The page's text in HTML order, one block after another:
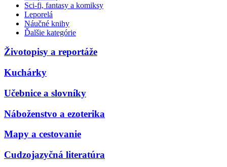
Sci-fi, fantasy a komiksy
Leporelá
Náučné knihy
Ďalšie kategórie
Životopisy a reportáže
Kuchárky
Učebnice a slovníky
Náboženstvo a ezoterika
Mapy a cestovanie
Cudzojazyčná literatúra